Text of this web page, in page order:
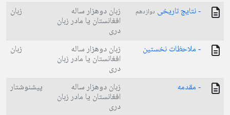
- نتایج تاریخی دوازدهم زبان دوهزار ساله
افغانستان یا مادر زبان
دری
زبان
- ملاحظات نخستین زبان دوهزار ساله
افغانستان یا مادر زبان
دری
زبان
- مقدمه زبان دوهزار ساله
افغانستان یا مادر زبان
دری
پیشنوشتار